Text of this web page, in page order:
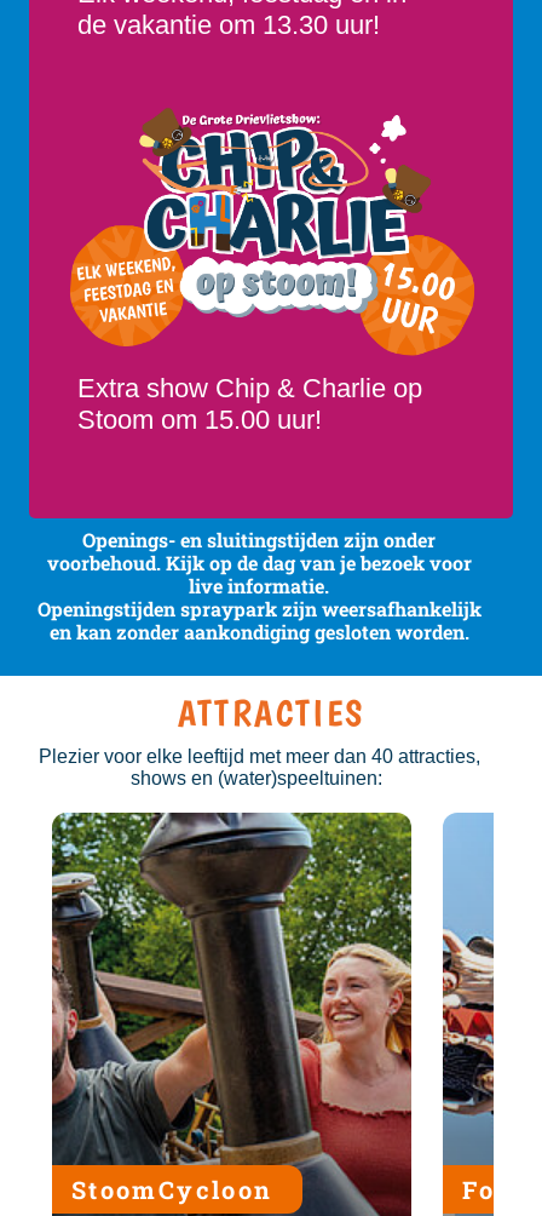
de vakantie om 13.30 uur!
Extra show Chip & Charlie op
Stoom om 15.00 uur!
Openings- en sluitingstijden zijn onder
voorbehoud. Kijk op de dag van je bezoek voor
live informatie.
Openingstijden spraypark zijn weersafhankelijk
en kan zonder aankondiging gesloten worden.
ATTRACTIES
Plezier voor elke leeftijd met meer dan 40 attracties,
shows en (water)speeltuinen:
StoomCycloon